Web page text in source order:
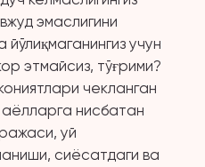
эмаслигини
йўлиқмаганингиз учун
этмайсиз, тўғрими?
чекланган
нисбатан
уй
сиёсатдаги ва